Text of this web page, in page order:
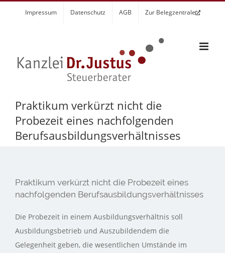
Impressum Datenschutz AGB Zur Belegzentrale
Praktikum verkürzt nicht die
Probezeit eines nachfolgenden
Berufsausbildungsverhältnisses
Praktikum verkürzt nicht die Probezeit eines
nachfolgenden Berufsausbildungsverhältnisses
Die Probezeit in einem Ausbildungsverhältnis soll
Ausbildungsbetrieb und Auszubildendem die
Gelegenheit geben, die wesentlichen Umstände im